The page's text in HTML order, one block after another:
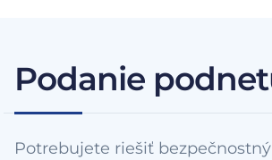
Podanie
Potrebujete riešiť